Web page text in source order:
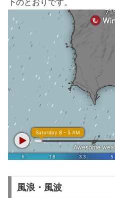
下のとおりです。
風浪・風波